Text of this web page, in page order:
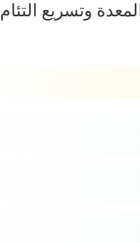
وتسريع التئام